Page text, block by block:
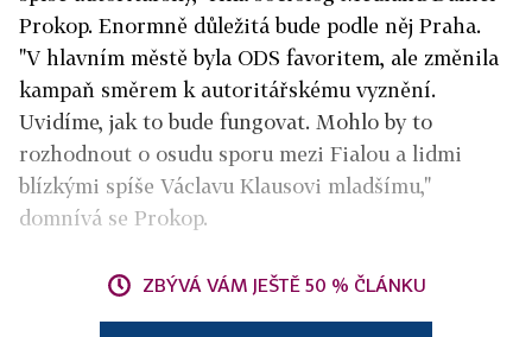
Prokop. Enormně důležitá bude podle něj Praha.
"V hlavním městě byla ODS favoritem, ale změnila
kampaň směrem k autoritářskému vyznění.
Uvidíme, jak to bude fungovat. Mohlo by to
rozhodnout o osudu sporu mezi Fialou a lidmi
blízkými spíše Václavu Klausovi mladšímu,"
domnívá se Prokop.
ZBÝVÁ VÁM JEŠTĚ 50 % ČLÁNKU